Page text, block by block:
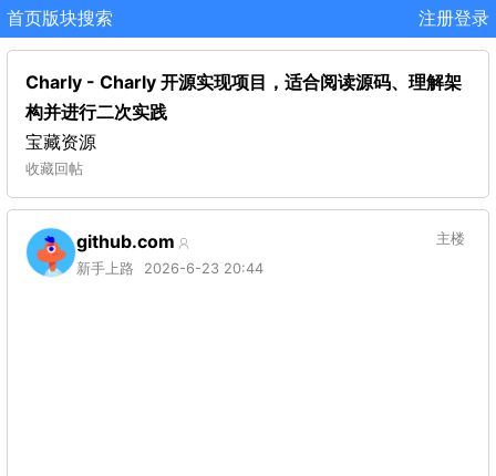
首页版块搜索 注册登录
Charly - Charly 开源实现项目，适合阅读源码、理解架
构并进行二次实践
宝藏资源
收藏回帖
github.com
新手上路 2026-6-23 20:44
主楼